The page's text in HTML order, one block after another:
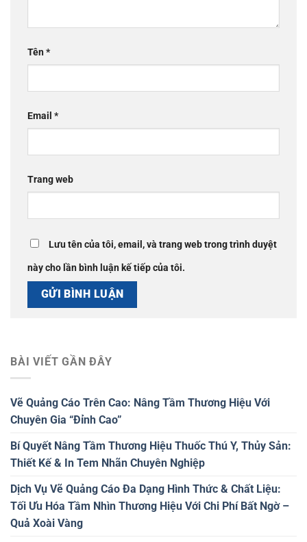
Tên*
Email *
Trang web
Lưu tên của tôi, email, và trang web trong trình duyệt
này cho lần bình luận kế tiếp của tôi.
BÀI VIẾT GẦN ĐÂY
Vẽ Quảng Cáo Trên Cao: Nâng Tầm Thương Hiệu Với
Chuyên Gia “Đỉnh Cao”
Bí Quyết Nâng Tầm Thương Hiệu Thuốc Thú Y, Thủy Sản:
Thiết Kế & In Tem Nhãn Chuyên Nghiệp
Dịch Vụ Vẽ Quảng Cáo Đa Dạng Hình Thức & Chất Liệu:
Tối Ưu Hóa Tầm Nhìn Thương Hiệu Với Chi Phí Bất Ngờ –
Quả Xoài Vàng